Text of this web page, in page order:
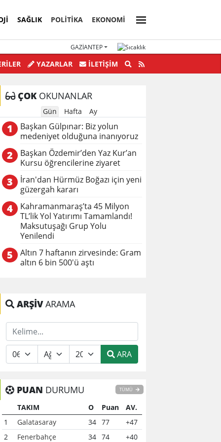
SAĞLIK POLİTİKA EKONOMİ
GAZIANTEP
: Gazze'de ateşkes sağlandı Prof. Dr. Hasan
YAZARLAR İLETIŞIM
ÇOKOKUNANLAR
Gün Hafta Ay
1
Başkan Gülpınar: Biz yolun
medeniyet olduğuna inanıyoruz
2
Başkan Özdemir’den Yaz Kur’an
Kursu öğrencilerine ziyaret
3
İran'dan Hürmüz Boğazı için yeni
güzergah kararı
4
Kahramanmaraş’ta 45 Milyon
TL’lik Yol Yatırımı Tamamlandı!
Maksutuşağı Grup Yolu
Yenilendi
5
Altın 7 haftanın zirvesinde: Gram
altın 6 bin 500'ü aştı
ARŞİVARAMA
ARA
PUAN DURUMU TÜMÜ
TAKIM O Puan
AV.
1
Galatasaray 34 77
+47
2
Fenerbahçe 34 74
+40